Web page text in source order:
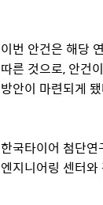
이번 안건은 해당
따른 것으로, 안건
방안이 마련되게
한국타이어 첨단
엔지니어링 센터